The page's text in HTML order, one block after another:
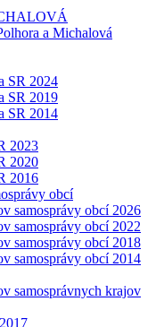
a Michalová
SR 2024
SR 2019
SR 2014
2023
2020
2016
obcí
samosprávy obcí 2026
samosprávy obcí 2022
samosprávy obcí 2018
samosprávy obcí 2014
samosprávnych krajov